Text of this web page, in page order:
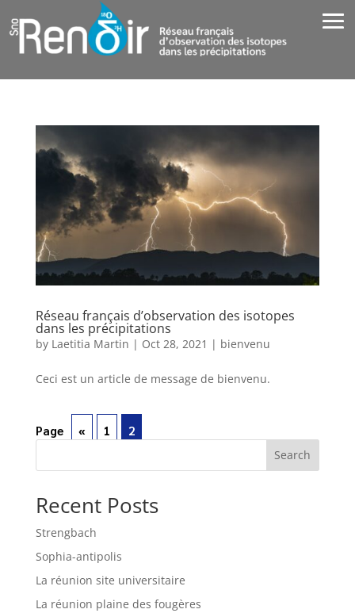
Réseau français d’observation des isotopes
dans les précipitations
by Laetitia Martin | Oct 28, 2021 | bienvenu
Ceci est un article de message de bienvenu.
Page « 1
2
Search
Recent Posts
Strengbach
Sophia-antipolis
La réunion site universitaire
La réunion plaine des fougères